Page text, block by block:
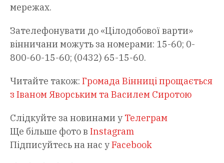
мережах.
Зателефонувати до «Цілодобової варти»
вінничани можуть за номерами: 15-60; 0-
800-60-15-60; (0432) 65-15-60.
Читайте також: Громада Вінниці прощається
з Іваном Яворським та Василем Сиротою
Слідкуйте за новинами у Телеграм
Ще більше фото в Instagram
Підписуйтесь на нас уFacebook